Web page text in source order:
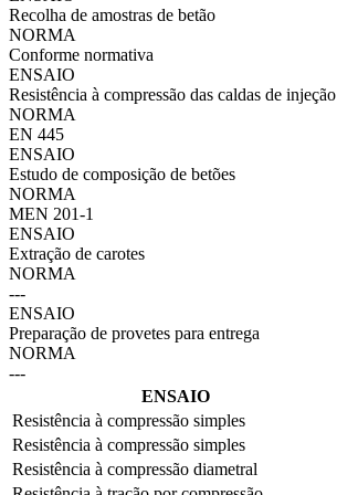
Recolha de amostras de betão
NORMA
Conforme normativa
ENSAIO
Resistência à compressão das caldas de injeção
NORMA
EN 445
ENSAIO
Estudo de composição de betões
NORMA
MEN 201-1
ENSAIO
Extração de carotes
NORMA
---
ENSAIO
Preparação de provetes para entrega
NORMA
---
ENSAIO
Resistência à compressão simples
Resistência à compressão simples
Resistência à compressão diametral